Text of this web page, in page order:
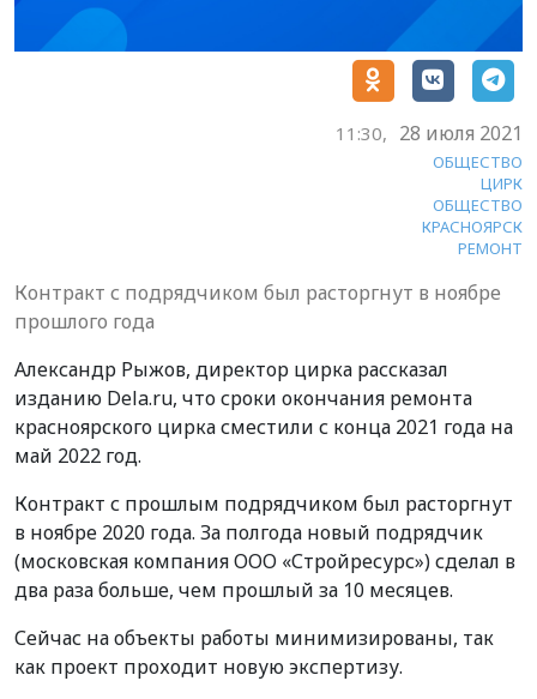
11:30, 28 июля 2021
ОБЩЕСТВО
ЦИРК
ОБЩЕСТВО
КРАСНОЯРСК
РЕМОНТ
Контракт с подрядчиком был расторгнут в ноябре
прошлого года
Александр Рыжов, директор цирка рассказал
изданию Dela.ru, что сроки окончания ремонта
красноярского цирка сместили с конца 2021 года на
май 2022 год.
Контракт с прошлым подрядчиком был расторгнут
в ноябре 2020 года. За полгода новый подрядчик
(московская компания ООО «Стройресурс») сделал в
два раза больше, чем прошлый за 10 месяцев.
Сейчас на объекты работы минимизированы, так
как проект проходит новую экспертизу.